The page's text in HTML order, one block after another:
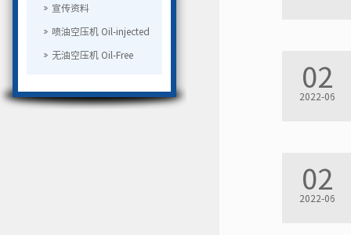
宣传资料
喷油空压机 Oil-injected
无油空压机 Oil-Free
02
2022-06
02
2022-06